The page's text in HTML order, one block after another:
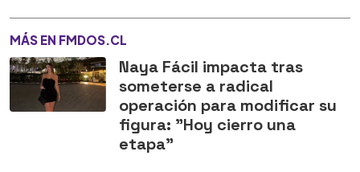
MÁS EN FMDOS.CL
Naya Fácil impacta tras
someterse a radical
operación para modificar su
figura: "Hoy cierro una
etapa"